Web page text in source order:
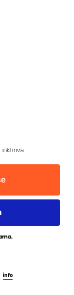
inkl mva
info